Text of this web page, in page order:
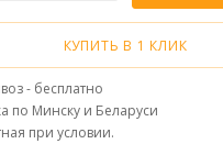
КУПИТЬ В 1 КЛИК
- бесплатно
по Минску и Беларуси
при условии.